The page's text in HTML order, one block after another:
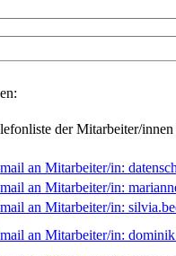
der Mitarbeiter/